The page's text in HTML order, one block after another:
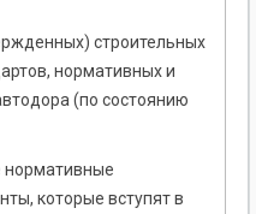
строительных
нормативных и
(по состоянию
которые вступят в